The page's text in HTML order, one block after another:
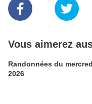
Vous aimerez
Randonnées du
2026